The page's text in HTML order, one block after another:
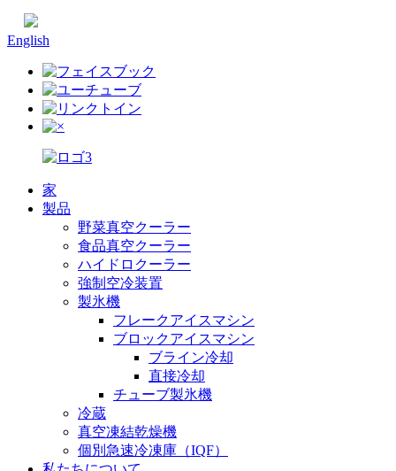
English
家
製品
野菜真空クーラー
食品真空クーラー
ハイドロクーラー
強制空冷装置
製氷機
フレークアイスマシン
ブロックアイスマシン
ブライン冷却
直接冷却
チューブ製氷機
冷蔵
真空凍結乾燥機
個別急速冷凍庫（IQF）